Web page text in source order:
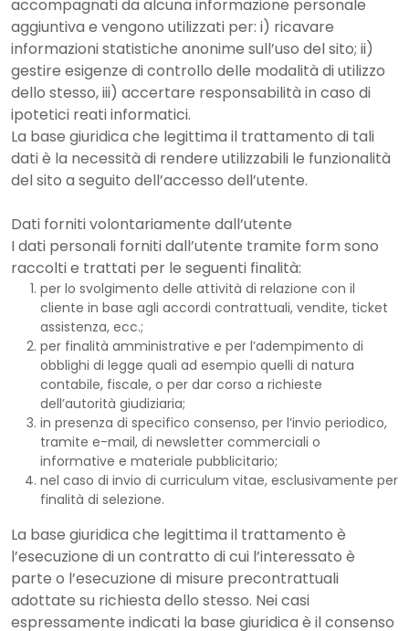
accompagnati da alcuna informazione personale
aggiuntiva e vengono utilizzati per: i) ricavare
informazioni statistiche anonime sull’uso del sito; ii)
gestire esigenze di controllo delle modalità di utilizzo
dello stesso, iii) accertare responsabilità in caso di
ipotetici reati informatici.
La base giuridica che legittima il trattamento di tali
dati è la necessità di rendere utilizzabili le funzionalità
del sito a seguito dell’accesso dell’utente.
Dati forniti volontariamente dall’utente
I dati personali forniti dall’utente tramite form sono
raccolti e trattati per le seguenti finalità:
per lo svolgimento delle attività di relazione con il
cliente in base agli accordi contrattuali, vendite, ticket
assistenza, ecc.;
per finalità amministrative e per l’adempimento di
obblighi di legge quali ad esempio quelli di natura
contabile, fiscale, o per dar corso a richieste
dell’autorità giudiziaria;
in presenza di specifico consenso, per l’invio periodico,
tramite e-mail, di newsletter commerciali o
informative e materiale pubblicitario;
nel caso di invio di curriculum vitae, esclusivamente per
finalità di selezione.
La base giuridica che legittima il trattamento è
l’esecuzione di un contratto di cui l’interessato è
parte o l’esecuzione di misure precontrattuali
adottate su richiesta dello stesso. Nei casi
espressamente indicati la base giuridica è il consenso